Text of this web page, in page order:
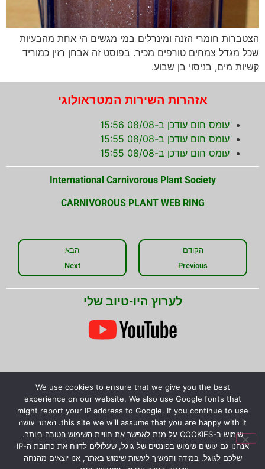
הצטברות חומרי הזנה ומינרלים במי מגשים הי אחת מהבעיות
שכל מגדל צמחים טורפים מכיר. בפוסט זה אבחן רזין כמוריד
קשיות מים, בניסוי בן שבוע.
אזהרות השירות המטראולוגי
עומס חום עודכן ב-08/08 15:56
עומס חום עודכן ב-08/08 15:55
עומס חום עודכן ב-08/08 15:55
International Carnivorous Plant Society
CARNIVOROUS PLANT WEB RING
הקודם
Previous
הבא
Next
לערוץ היו-טיוב שלי
שתפו את המידע!
© כל הזכויות שמורות לירון רז.המידע המוצג באתר לא
We use cookies to ensure that we give you the best
experience on our website. We also use Google fonts that
might report your IP address to Google. If you continue to use
this site we will assume that you are happy with it. האתר עושה
שימוש ב-COOKIES על מנת לאפשר את חוויית השימוש הטובה ביותר.
אנחנו גם עושים שימוש בפונטים של גוגל, שעלולים לדווח את כתובת ה-IP
שלכם לגוגל. במידה ותמשיך לעשות שימוש באתר, אנו יוצאים מהנחה